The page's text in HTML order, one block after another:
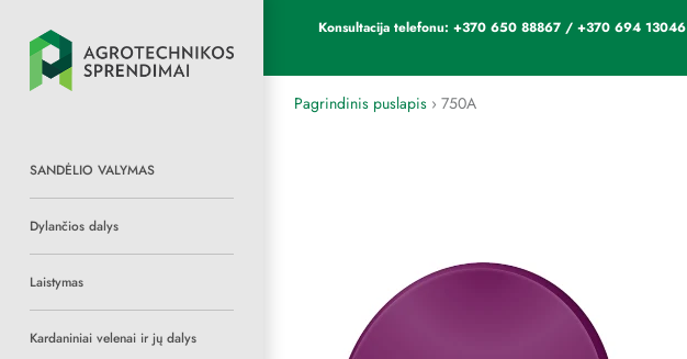
Konsultacija telefonu: +370 650 88867 / +370 694 13046
SANDĖLIO VALYMAS
Dylančios dalys
Laistymas
Kardaniniai velenai ir jų dalys
Pagrindinis puslapis › 750A